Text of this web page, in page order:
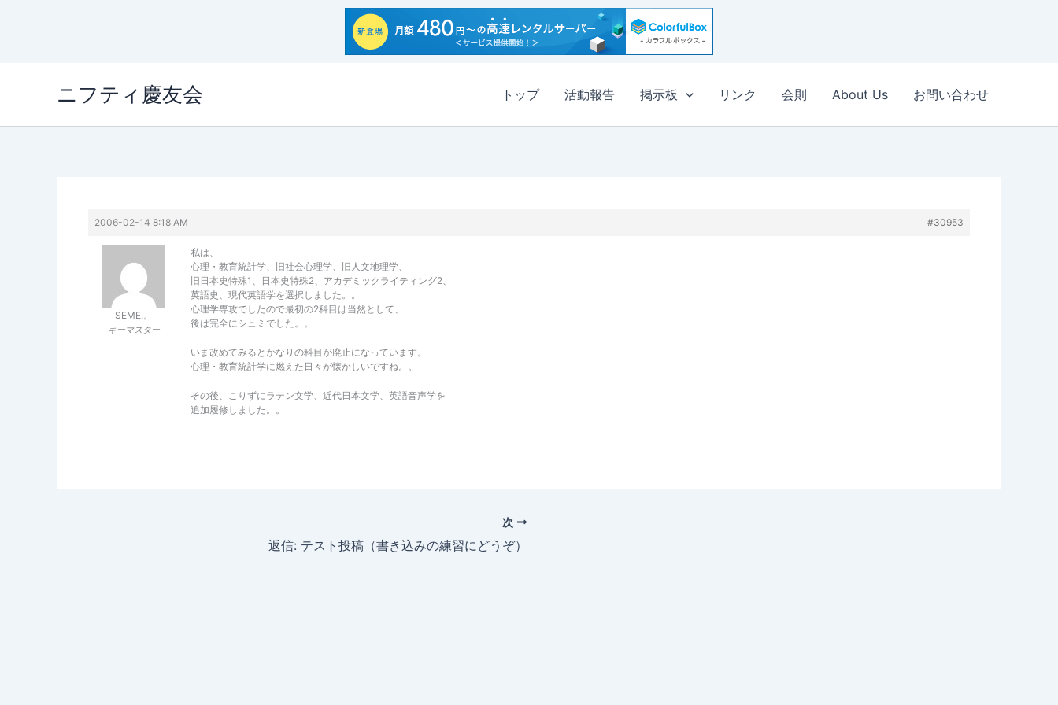
ニフティ慶友会 トップ 活動報告 掲示板 リンク 会則 About Us お問い合わせ
2006-02-14 8:18 AM #30953
SEME.。
キーマスター
私は、
心理・教育統計学、旧社会心理学、旧人文地理学、
旧日本史特殊1、日本史特殊2、アカデミックライティング2、
英語史、現代英語学を選択しました。。
心理学専攻でしたので最初の2科目は当然として、
後は完全にシュミでした。。
いま改めてみるとかなりの科目が廃止になっています。
心理・教育統計学に燃えた日々が懐かしいですね。。
その後、こりずにラテン文学、近代日本文学、英語音声学を
追加履修しました。。
次
返信: テスト投稿（書き込みの練習にどうぞ）